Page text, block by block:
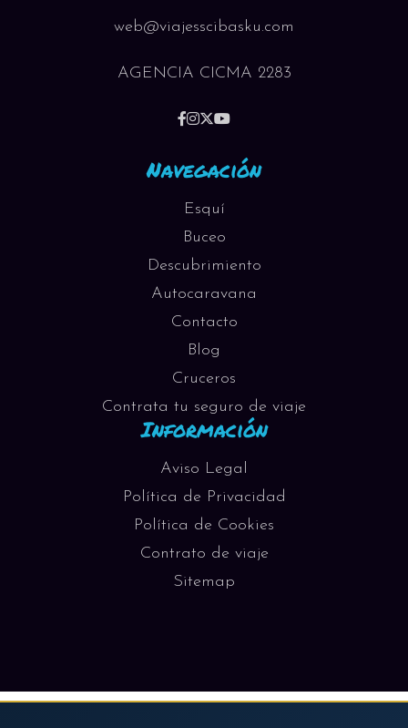
web@viajesscibasku.com
AGENCIA CICMA 2283
Navegación
Esquí
Buceo
Descubrimiento
Autocaravana
Contacto
Blog
Cruceros
Contrata tu seguro de viaje
Información
Aviso Legal
Política de Privacidad
Política de Cookies
Contrato de viaje
Sitemap